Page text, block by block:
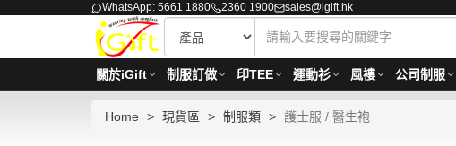
WhatsApp: 5661 1880 2360 1900 sales@igift.hk
關於iGift 制服訂做 印TEE 運動衫 風褸 公司制服
Home 現貨區 制服類 護士服 / 醫生袍